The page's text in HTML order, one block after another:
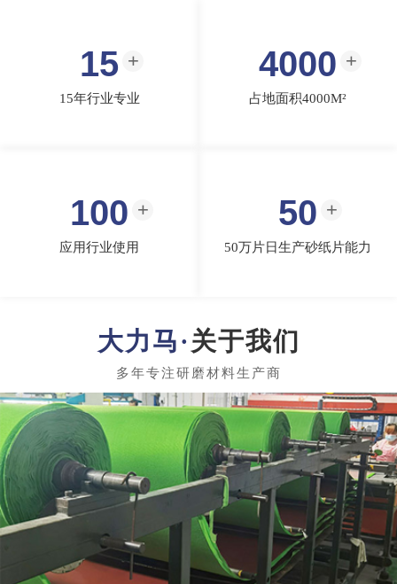
15
15年行业专业
4000
占地面积4000M²
100
应用行业使用
50
50万片日生产砂纸片能力
关于我们